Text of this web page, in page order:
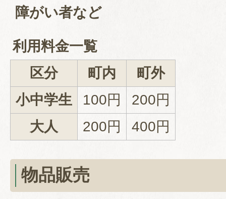
障がい者など
利用料金一覧
区分
町内
町外
小中学生
100円
200円
大人
200円 400円
物品販売